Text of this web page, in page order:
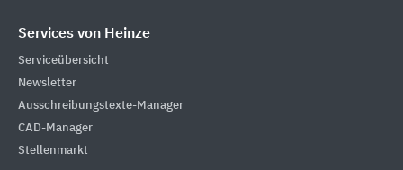
Services von Heinze
Serviceübersicht
Newsletter
Ausschreibungstexte-Manager
CAD-Manager
Stellenmarkt